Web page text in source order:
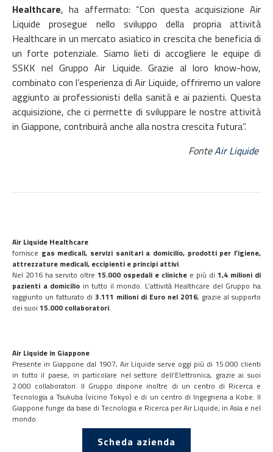
Healthcare, ha affermato: “Con questa acquisizione Air
Liquide prosegue nello sviluppo della propria attività
Healthcare in un mercato asiatico in crescita che beneficia di
un forte potenziale. Siamo lieti di accogliere le equipe di
SSKK nel Gruppo Air Liquide. Grazie al loro know-how,
combinato con l’esperienza di Air Liquide, offriremo un valore
aggiunto ai professionisti della sanità e ai pazienti. Questa
acquisizione, che ci permette di sviluppare le nostre attività
in Giappone, contribuirà anche alla nostra crescita futura”.
FonteAir Liquide
Air Liquide Healthcare
fornisce gas medicali, servizi sanitari a domicilio, prodotti per l’igiene,
attrezzature medicali, eccipienti e principi attivi.
Nel 2016 ha servito oltre 15.000 ospedali e cliniche e più di 1,4 milioni di
pazienti a domicilio in tutto il mondo. L’attività Healthcare del Gruppo ha
raggiunto un fatturato di 3.111 milioni di Euro nel 2016, grazie al supporto
dei suoi 15.000 collaboratori.
Air Liquide in Giappone
Presente in Giappone dal 1907, Air Liquide serve oggi più di 15.000 clienti
in tutto il paese, in particolare nel settore dell’Elettronica, grazie ai suoi
2.000 collaboratori. Il Gruppo dispone inoltre di un centro di Ricerca e
Tecnologia a Tsukuba (vicino Tokyo) e di un centro di Ingegneria a Kobe. Il
Giappone funge da base di Tecnologia e Ricerca per Air Liquide, in Asia e nel
mondo.
Scheda azienda